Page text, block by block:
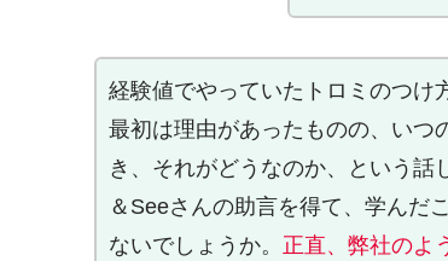
経験値でやっていたトロミのつけ
最初は理由があったものの、いつ
き、それがどうなのか、という話
＆Seeさんの助言を得て、学んだ
ないでしょうか。 正直、弊社のよ